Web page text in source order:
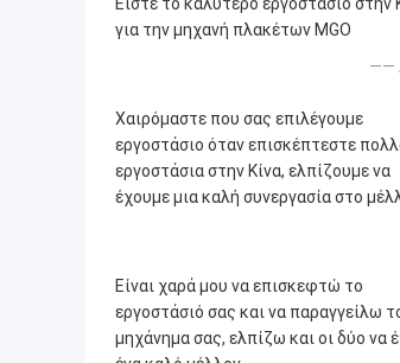
Είστε το καλύτερο εργοστάσιο στην
για την μηχανή πλακέτων MGO
——
Χαιρόμαστε που σας επιλέγουμε
εργοστάσιο όταν επισκέπτεστε
εργοστάσια στην Κίνα, ελπίζουμε να
έχουμε μια καλή συνεργασία στο
Είναι χαρά μου να επισκεφτώ το
εργοστάσιό σας και να παραγγείλω
μηχάνημα σας, ελπίζω και οι δύο να